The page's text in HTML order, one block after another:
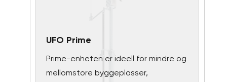
UFO Prime
Prime-enheten er ideell for mindre og
mellomstore byggeplasser,